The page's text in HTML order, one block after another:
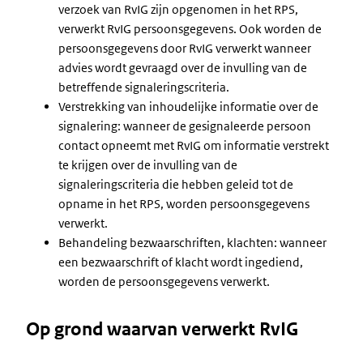
verzoek van RvIG zijn opgenomen in het RPS,
verwerkt RvIG persoonsgegevens. Ook worden de
persoonsgegevens door RvIG verwerkt wanneer
advies wordt gevraagd over de invulling van de
betreffende signaleringscriteria.
Verstrekking van inhoudelijke informatie over de
signalering: wanneer de gesignaleerde persoon
contact opneemt met RvIG om informatie verstrekt
te krijgen over de invulling van de
signaleringscriteria die hebben geleid tot de
opname in het RPS, worden persoonsgegevens
verwerkt.
Behandeling bezwaarschriften, klachten: wanneer
een bezwaarschrift of klacht wordt ingediend,
worden de persoonsgegevens verwerkt.
Op grond waarvan verwerkt RvIG